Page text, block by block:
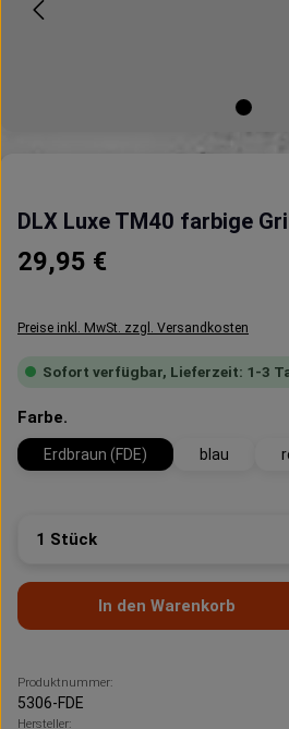
DLX Luxe TM40 farbige
Regulärer Preis:
29,95 €
Preise inkl. MwSt. zzgl. Versandkosten
Sofort verfügbar, Lieferzeit: 1-3
Farbe.
Erdbraun (FDE) blau
Produkt Anzahl: Gib den
In den Warenkorb
Produktnummer:
5306-FDE
Hersteller: